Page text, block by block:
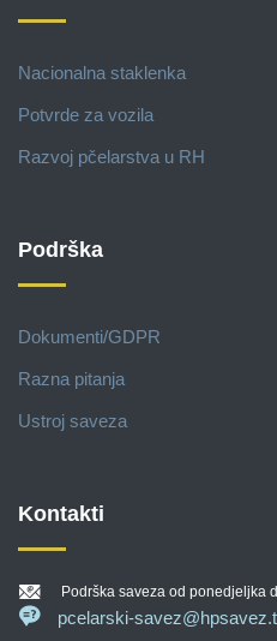
Nacionalna staklenka
Potvrde za vozila
Razvoj pčelarstva u RH
Podrška
Dokumenti/GDPR
Razna pitanja
Ustroj saveza
Kontakti
Podrška saveza od ponedjeljka
pcelarski-